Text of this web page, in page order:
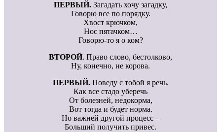
ПЕРВЫЙ. Загадать хочу загадку,
Говорю все по порядку.
Хвост крючком,
Нос пятачком…
Говорю-то я о ком?
ВТОРОЙ. Право слово, бестолково,
Ну, конечно, не корова.
ПЕРВЫЙ.Поведу с тобой я речь.
Как все стадо уберечь
От болезней, недокорма,
Вот тогда и будет норма.
Но важней другой процесс –
Больший получить привес.